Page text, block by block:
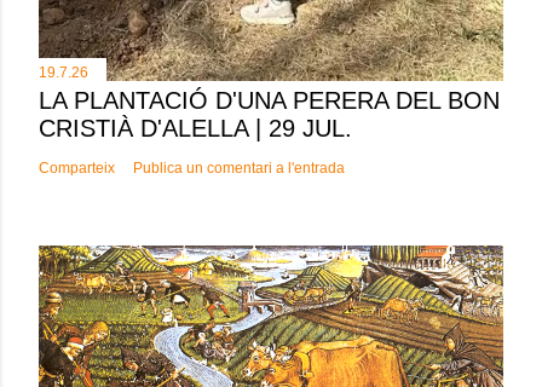
19.7.26
LA PLANTACIÓ D'UNA PERERA DEL BON
CRISTIÀ D'ALELLA | 29 JUL.
Comparteix Publica un comentari a l'entrada